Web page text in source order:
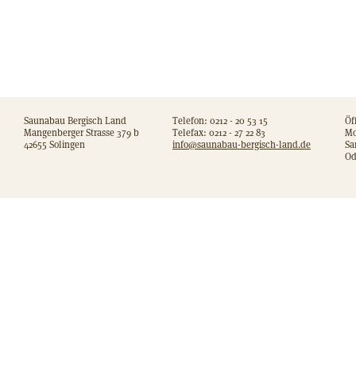
Saunabau Bergisch Land
Mangenberger Strasse 379 b
42655 Solingen
Telefon: 0212 - 20 53 15
Telefax: 0212 - 27 22 83
info@saunabau-bergisch-land.de